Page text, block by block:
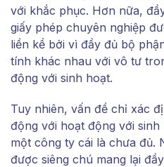
với khắc phục. Hơn nữa,
giấy phép chuyên nghiệp
liền kề bởi vì đầy đủ bộ
tính khác nhau với vô tư
động với sinh hoạt.
Tuy nhiên, vấn đề chỉ xác
động với hoạt động với
một công ty cái là chưa đủ.
được siêng chú mang lại